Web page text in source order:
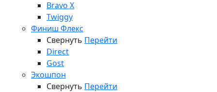
Bravo X
Twiggy
Финиш Флекс
Свернуть Перейти
Direct
Gost
Экошпон
Свернуть Перейти